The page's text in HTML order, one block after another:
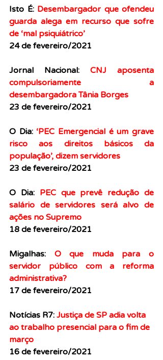
Isto É: Desembargador que ofendeu
guarda alega em recurso que sofre
de ‘mal psiquiátrico’
24 de fevereiro/2021
Jornal Nacional: CNJ aposenta
compulsoriamente a
desembargadora Tânia Borges
23 de fevereiro/2021
O Dia: ‘PEC Emergencial é um grave
risco aos direitos básicos da
população’, dizem servidores
23 de fevereiro/2021
O Dia: PEC que prevê redução de
salário de servidores será alvo de
ações no Supremo
18 de fevereiro/2021
Migalhas: O que muda para o
servidor público com a reforma
administrativa?
17 de fevereiro/2021
Notícias R7: Justiça de SP adia volta
ao trabalho presencial para o fim de
março
16 de fevereiro/2021